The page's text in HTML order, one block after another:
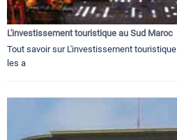
L'investissement touristique au Sud Maroc
Tout savoir sur L'investissement
les a